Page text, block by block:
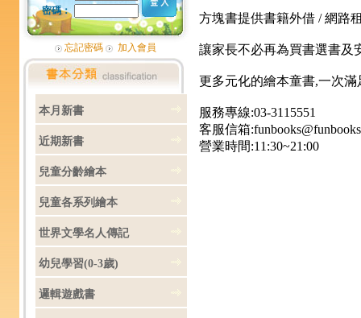
密碼：
忘記密碼 加入會員
本月新書
近期新書
兒童分齡繪本
兒童各系列繪本
世界文學名人傳記
幼兒學習(0-3歲)
邏輯遊戲書
方塊書提供書籍外借 / 網路
讓家長不必再為買書選書
更多元化的繪本童書,一次
服務專線:03-3115551
客服信箱
營業時間:11:30~21:00